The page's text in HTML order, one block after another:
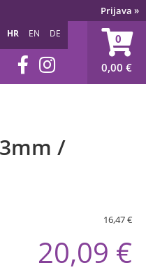
Prijava »
0
0,00 €
HR EN DE
/
16,47 €
20,09 €